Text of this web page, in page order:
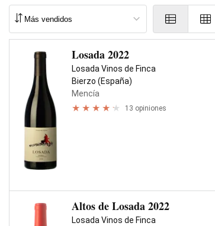
Losada 2022
Losada Vinos de Finca
Bierzo (España)
Mencía
13 opiniones
Altos de Losada 2022
Losada Vinos de Finca